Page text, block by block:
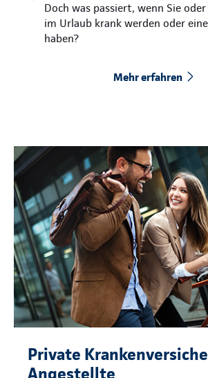
Doch was passiert, wenn Sie
im Urlaub krank werden oder
haben?
Mehr erfahren
Private
Angestellte